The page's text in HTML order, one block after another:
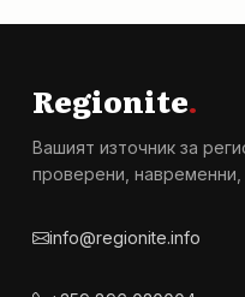
Regionite.
Вашият източник за
проверени,
info@regionite.info